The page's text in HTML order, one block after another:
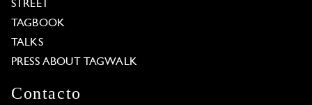
STREET
TAGBOOK
TALKS
PRESS ABOUT TAGWALK
Contacto